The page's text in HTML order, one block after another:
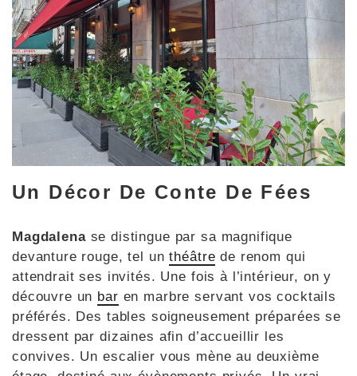
Un Décor De Conte De Fées
Magdalena se distingue par sa magnifique
devanture rouge, tel unthéâtre de renom qui
attendrait ses invités. Une fois à l’intérieur, on y
découvre un bar en marbre servant vos cocktails
préférés. Des tables soigneusement préparées se
dressent par dizaines afin d’accueillir les
convives. Un escalier vous mène au deuxième